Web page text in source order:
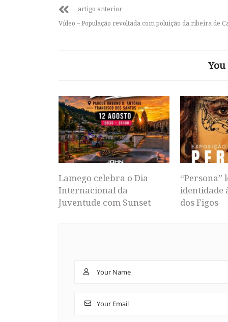
artigo anterior
Vídeo – População revoltada com poluição da ribeira de
Lamego celebra o Dia
Internacional da
Juventude com Sunset
“Persona”
identidade
dos Figos